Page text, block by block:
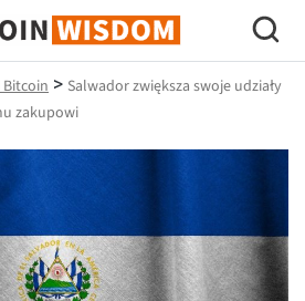
Bitcoina
> Salwador zwiększa swoje udziały
zakupowi